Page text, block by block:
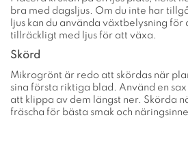
bra med dagsljus. Om du inte har
ljus kan du använda växtbelysning
tillräckligt med ljus för att växa.
Skörd
Mikrogrönt är redo att skördas när
sina första riktiga blad. Använd en
att klippa av dem längst ner. Skörda
fräscha för bästa smak och